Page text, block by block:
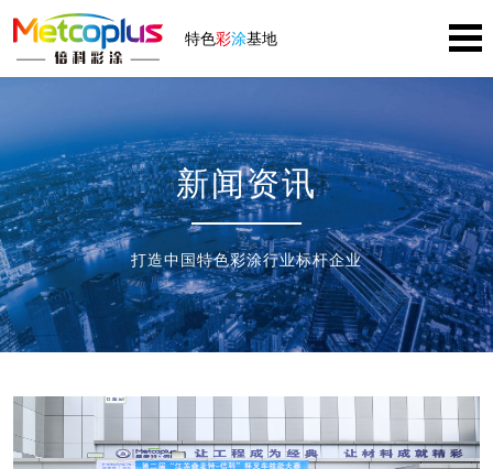
特色彩涂基地
新闻资讯
打造中国特色彩涂行业标杆企业